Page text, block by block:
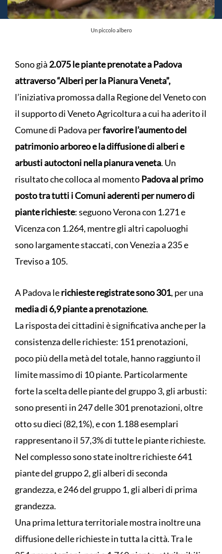
Un piccolo albero
Sono già 2.075 le piante prenotate a Padova
attraverso “Alberi per la Pianura Veneta”,
l’iniziativa promossa dalla Regione del Veneto con
il supporto di Veneto Agricoltura a cui ha aderito il
Comune di Padova perfavorire l’aumento del
patrimonio arboreo e la diffusione di alberi e
arbusti autoctoni nella pianura veneta. Un
risultato che colloca al momentoPadova al primo
posto tra tutti i Comuni aderenti per numero di
piante richieste: seguono Verona con 1.271 e
Vicenza con 1.264, mentre gli altri capoluoghi
sono largamente staccati, con Venezia a 235 e
Treviso a 105.
A Padova lerichieste registrate sono 301, per una
media di 6,9 piante a prenotazione.
La risposta dei cittadini è significativa anche per la
consistenza delle richieste: 151 prenotazioni,
poco più della metà del totale, hanno raggiunto il
limite massimo di 10 piante. Particolarmente
forte la scelta delle piante del gruppo 3, gli arbusti:
sono presenti in 247 delle 301 prenotazioni, oltre
otto su dieci (82,1%), e con 1.188 esemplari
rappresentano il 57,3% di tutte le piante richieste.
Nel complesso sono state inoltre richieste 641
piante del gruppo 2, gli alberi di seconda
grandezza, e 246 del gruppo 1, gli alberi di prima
grandezza.
Una prima lettura territoriale mostra inoltre una
diffusione delle richieste in tutta la città. Tra le